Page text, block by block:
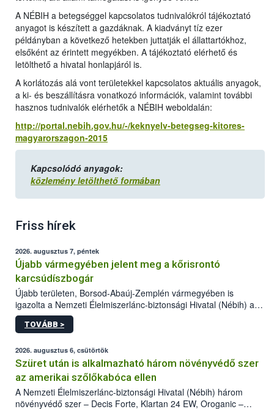
A NÉBIH a betegséggel kapcsolatos tudnivalókról tájékoztató
anyagot is készített a gazdáknak. A kiadványt tíz ezer
példányban a következő hetekben juttatják el állattartókhoz,
elsőként az érintett megyékben. A tájékoztató elérhető és
letölthető a hivatal honlapjáról is.
A korlátozás alá vont területekkel kapcsolatos aktuális anyagok,
a ki- és beszállításra vonatkozó információk, valamint további
hasznos tudnivalók elérhetők a NÉBIH weboldalán:
http://portal.nebih.gov.hu/-/keknyelv-betegseg-kitores-
magyarorszagon-2015
Kapcsolódó anyagok:
közlemény letölthető formában
Friss hírek
2026. augusztus 7, péntek
Újabb vármegyében jelent meg a kőrisrontó
karcsúdíszbogár
Újabb területen, Borsod-Abaúj-Zemplén vármegyében is
igazolta a Nemzeti Élelmiszerlánc-biztonsági Hivatal (Nébih) a
kőrisrontó karcsúdíszbogár (Agrilus planipennis) jelenlétét. A
kártevőt nem csak színcsapdában találták meg, de már fertőzött
az intenzív felderítést, emellett az intézkedéseket a szlovák
hatósággal is összehangolják a terjedés megállítása érdekében.
TOVÁBB >
2026. augusztus 6, csütörtök
Szüret után is alkalmazható három növényvédő szer
az amerikai szőlőkabóca ellen
A Nemzeti Élelmiszerlánc-biztonsági Hivatal (Nébih) három
növényvédő szer – Decis Forte, Klartan 24 EW, Oroganic –